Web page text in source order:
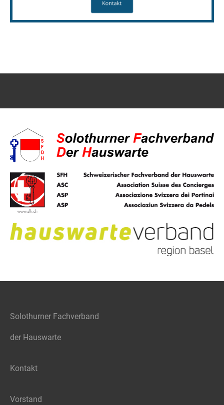
Solothurner Fachverband
der Hauswarte
Kontakt
Vorstand